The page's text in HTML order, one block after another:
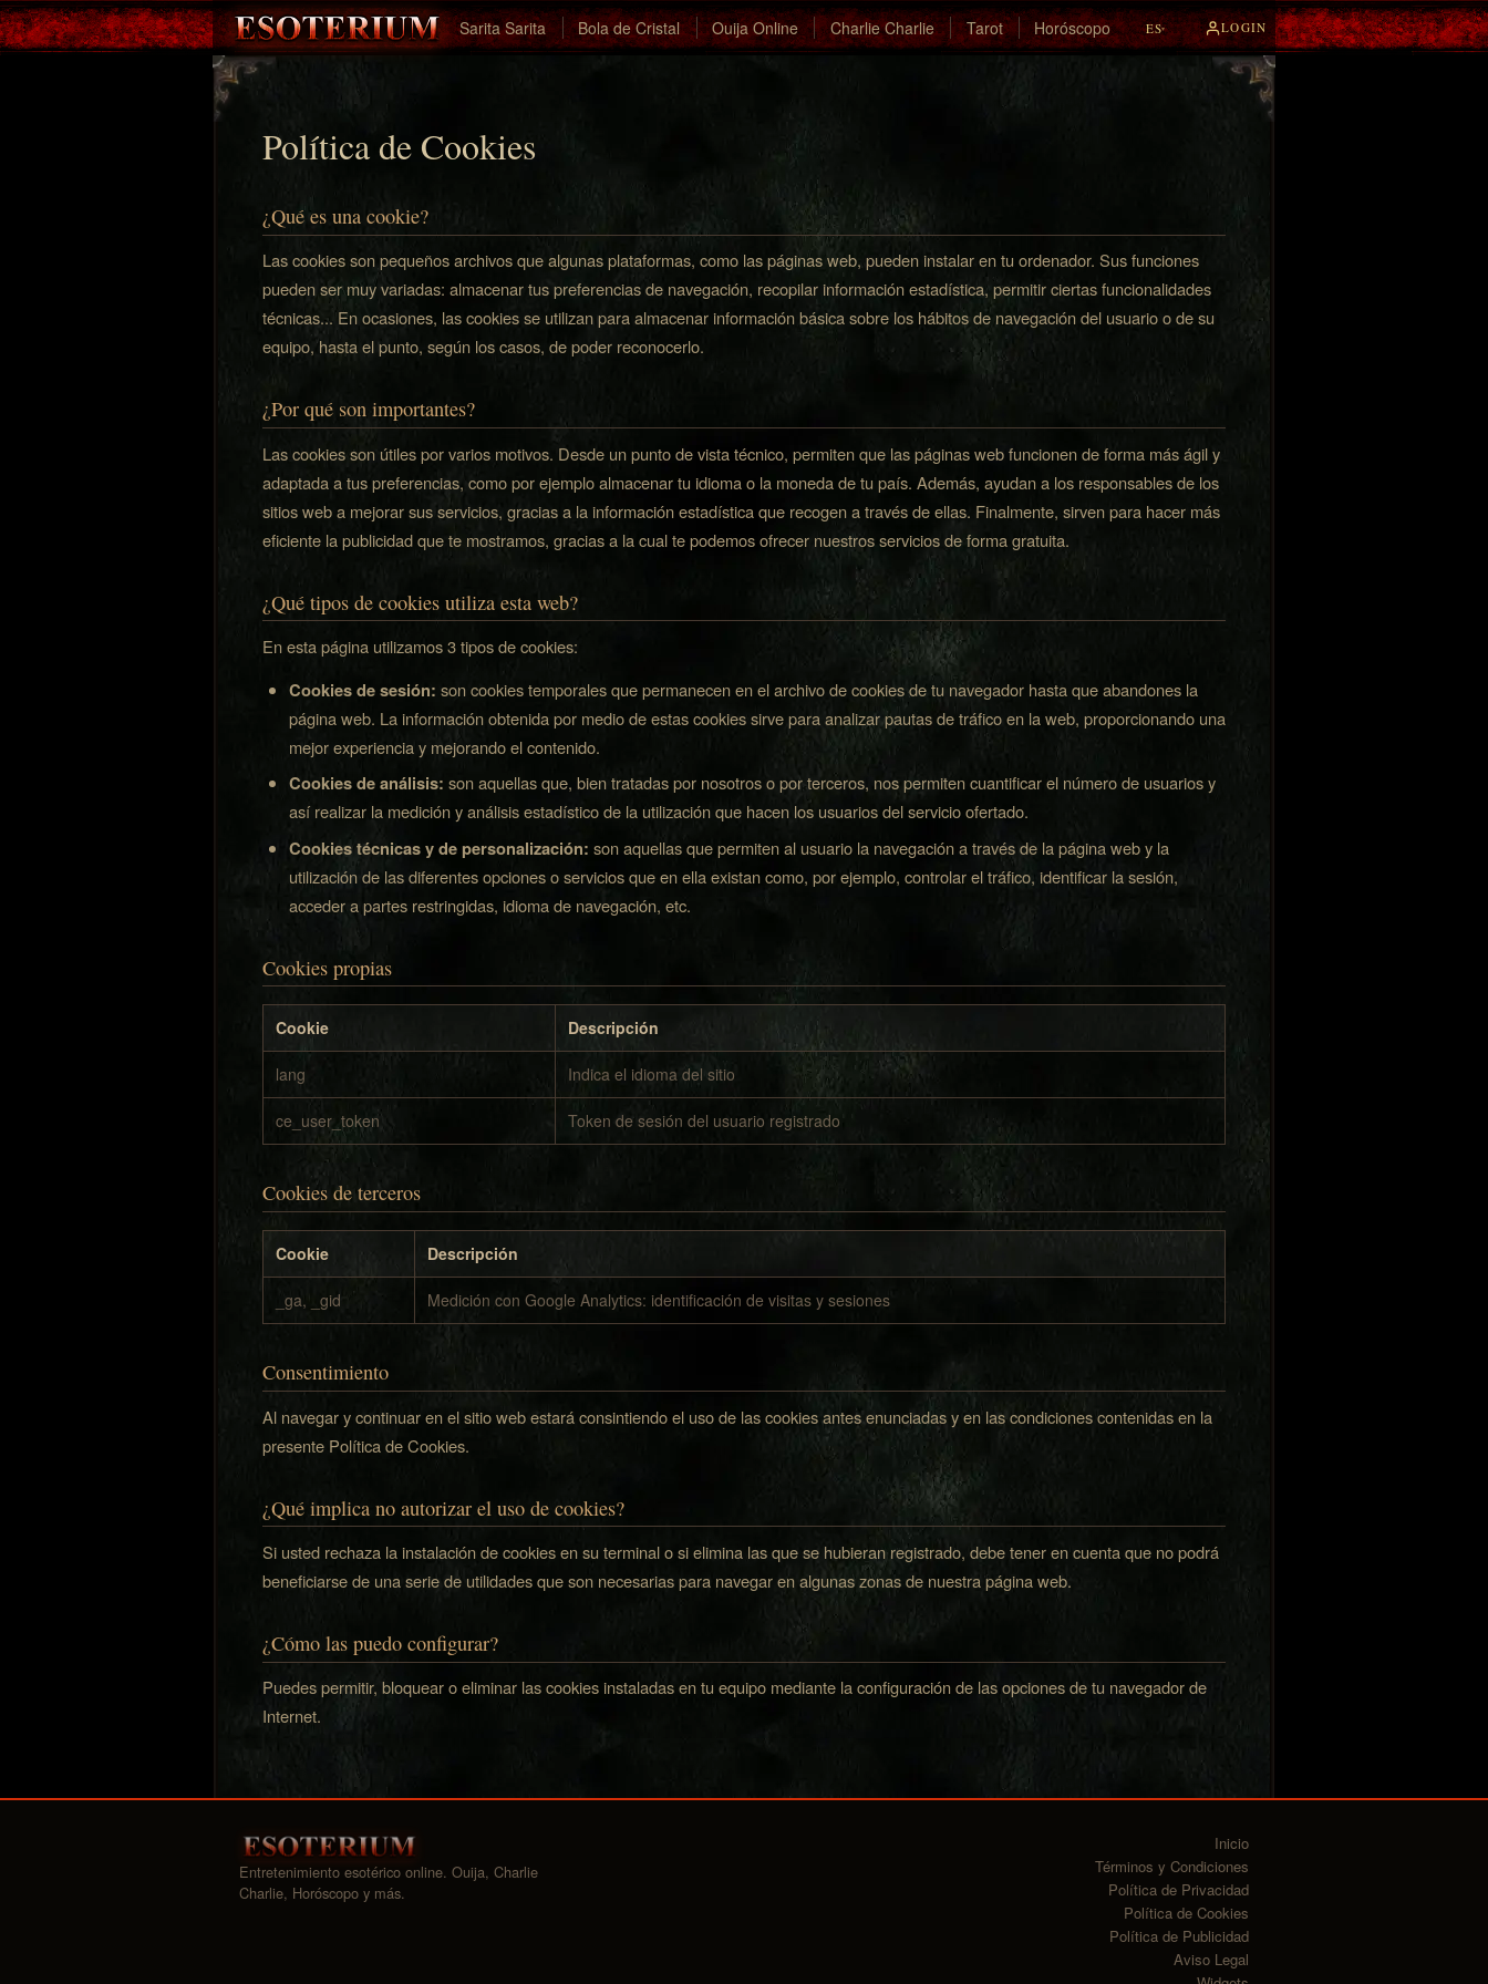
Sarita Sarita Bola de Cristal Ouija Online Charlie Charlie Tarot Horóscopo ES▾ LOGIN
Política de Cookies
¿Qué es una cookie?
Las cookies son pequeños archivos que algunas plataformas, como las páginas web, pueden instalar en tu ordenador. Sus funciones
pueden ser muy variadas: almacenar tus preferencias de navegación, recopilar información estadística, permitir ciertas funcionalidades
técnicas... En ocasiones, las cookies se utilizan para almacenar información básica sobre los hábitos de navegación del usuario o de su
equipo, hasta el punto, según los casos, de poder reconocerlo.
¿Por qué son importantes?
Las cookies son útiles por varios motivos. Desde un punto de vista técnico, permiten que las páginas web funcionen de forma más ágil y
adaptada a tus preferencias, como por ejemplo almacenar tu idioma o la moneda de tu país. Además, ayudan a los responsables de los
sitios web a mejorar sus servicios, gracias a la información estadística que recogen a través de ellas. Finalmente, sirven para hacer más
eficiente la publicidad que te mostramos, gracias a la cual te podemos ofrecer nuestros servicios de forma gratuita.
¿Qué tipos de cookies utiliza esta web?
En esta página utilizamos 3 tipos de cookies:
Cookies de sesión: son cookies temporales que permanecen en el archivo de cookies de tu navegador hasta que abandones la
página web. La información obtenida por medio de estas cookies sirve para analizar pautas de tráfico en la web, proporcionando una
mejor experiencia y mejorando el contenido.
Cookies de análisis: son aquellas que, bien tratadas por nosotros o por terceros, nos permiten cuantificar el número de usuarios y
así realizar la medición y análisis estadístico de la utilización que hacen los usuarios del servicio ofertado.
Cookies técnicas y de personalización: son aquellas que permiten al usuario la navegación a través de la página web y la
utilización de las diferentes opciones o servicios que en ella existan como, por ejemplo, controlar el tráfico, identificar la sesión,
acceder a partes restringidas, idioma de navegación, etc.
Cookies propias
Cookie Descripción
lang Indica el idioma del sitio
ce_user_token Token de sesión del usuario registrado
Cookies de terceros
Cookie Descripción
_ga, _gid Medición con Google Analytics: identificación de visitas y sesiones
Consentimiento
Al navegar y continuar en el sitio web estará consintiendo el uso de las cookies antes enunciadas y en las condiciones contenidas en la
presente Política de Cookies.
¿Qué implica no autorizar el uso de cookies?
Si usted rechaza la instalación de cookies en su terminal o si elimina las que se hubieran registrado, debe tener en cuenta que no podrá
beneficiarse de una serie de utilidades que son necesarias para navegar en algunas zonas de nuestra página web.
¿Cómo las puedo configurar?
Puedes permitir, bloquear o eliminar las cookies instaladas en tu equipo mediante la configuración de las opciones de tu navegador de
Internet.
Entretenimiento esotérico online. Ouija, Charlie
Charlie, Horóscopo y más.
Inicio
Términos y Condiciones
Política de Privacidad
Política de Cookies
Política de Publicidad
Aviso Legal